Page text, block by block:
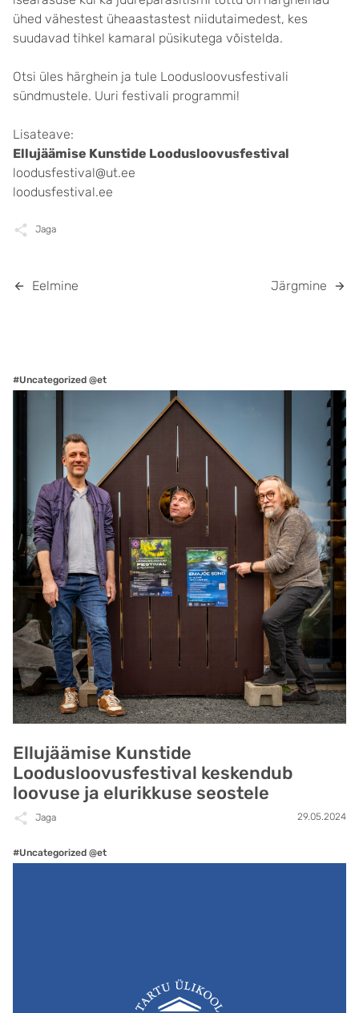
ühed vähestest üheaastastest niidutaimedest, kes
suudavad tihkel kamaral püsikutega võistelda.
Otsi üles härghein ja tule Loodusloovusfestivali
sündmustele. Uuri festivali programmi!
Lisateave:
Ellujäämise Kunstide Loodusloovusfestival
loodusfestival@ut.ee
loodusfestival.ee
Jaga
Eelmine Järgmine
#Uncategorized @et
Ellujäämise Kunstide
Loodusloovusfestival keskendub
loovuse ja elurikkuse seostele
Jaga 29.05.2024
#Uncategorized @et